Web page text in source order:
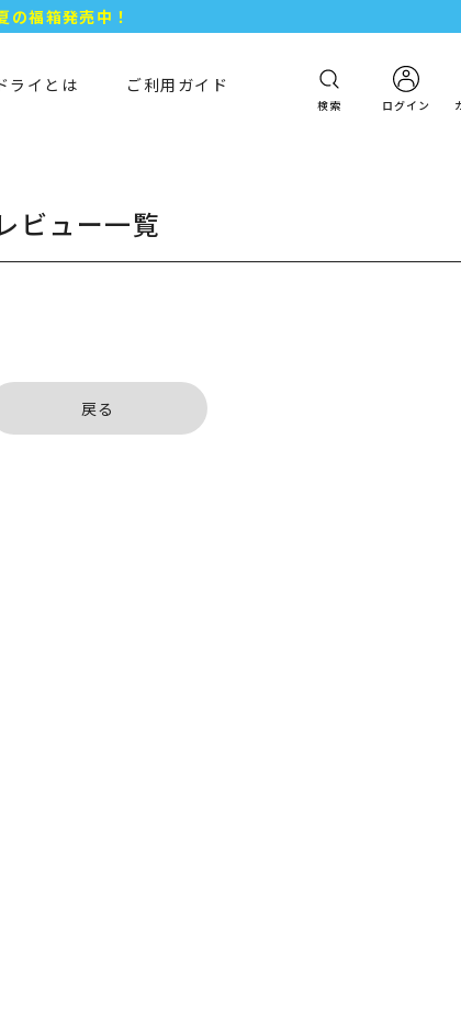
の福箱発売中！
イント プレゼント！
ライとは ご利用ガイド
検索 ログイン
ビュー一覧
戻る